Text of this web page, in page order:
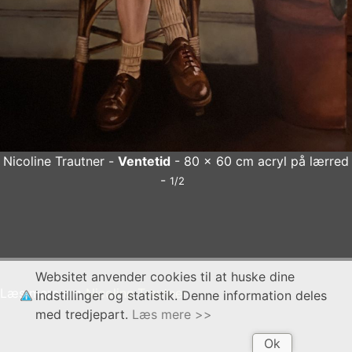
Nicoline Trautner - Ventetid - 80 x 60 cm acryl på lærred
- 1/2
Læs mere omNicoline Trautner
Ok
Websitet anvender cookies til at huske dine
indstillinger og statistik. Denne information deles
med tredjepart. Læs mere >>